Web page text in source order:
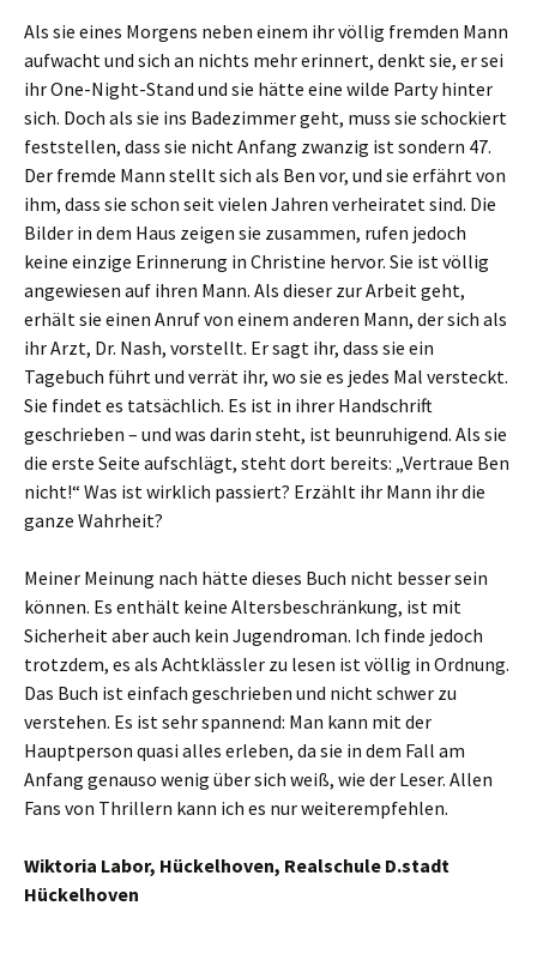
Als sie eines Morgens neben einem ihr völlig fremden Mann
aufwacht und sich an nichts mehr erinnert, denkt sie, er sei
ihr One-Night-Stand und sie hätte eine wilde Party hinter
sich. Doch als sie ins Badezimmer geht, muss sie schockiert
feststellen, dass sie nicht Anfang zwanzig ist sondern 47.
Der fremde Mann stellt sich als Ben vor, und sie erfährt von
ihm, dass sie schon seit vielen Jahren verheiratet sind. Die
Bilder in dem Haus zeigen sie zusammen, rufen jedoch
keine einzige Erinnerung in Christine hervor. Sie ist völlig
angewiesen auf ihren Mann. Als dieser zur Arbeit geht,
erhält sie einen Anruf von einem anderen Mann, der sich als
ihr Arzt, Dr. Nash, vorstellt. Er sagt ihr, dass sie ein
Tagebuch führt und verrät ihr, wo sie es jedes Mal versteckt.
Sie findet es tatsächlich. Es ist in ihrer Handschrift
geschrieben – und was darin steht, ist beunruhigend. Als sie
die erste Seite aufschlägt, steht dort bereits: „Vertraue Ben
nicht!“ Was ist wirklich passiert? Erzählt ihr Mann ihr die
ganze Wahrheit?
Meiner Meinung nach hätte dieses Buch nicht besser sein
können. Es enthält keine Altersbeschränkung, ist mit
Sicherheit aber auch kein Jugendroman. Ich finde jedoch
trotzdem, es als Achtklässler zu lesen ist völlig in Ordnung.
Das Buch ist einfach geschrieben und nicht schwer zu
verstehen. Es ist sehr spannend: Man kann mit der
Hauptperson quasi alles erleben, da sie in dem Fall am
Anfang genauso wenig über sich weiß, wie der Leser. Allen
Fans von Thrillern kann ich es nur weiterempfehlen.
Wiktoria Labor, Hückelhoven, Realschule D.stadt
Hückelhoven